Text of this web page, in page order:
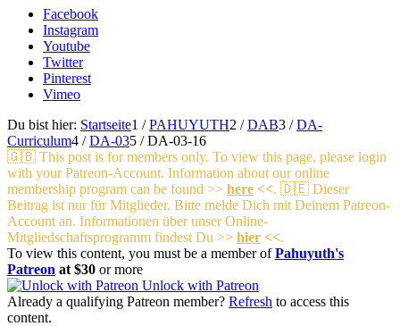
Facebook
Instagram
Youtube
Twitter
Pinterest
Vimeo
Du bist hier: Startseite1 / PAHUYUTH2 / DAB3 / DA-
Curriculum4 / DA-035 / DA-03-16
🇬🇧 This post is for members only. To view this page, please login
with your Patreon-Account. Information about our online
membership program can be found >> here <<. 🇩🇪 Dieser
Beitrag ist nur für Mitglieder. Bitte melde Dich mit Deinem Patreon-
Account an. Informationen über unser Online-
Mitgliedschaftsprogramm findest Du >> hier <<.
To view this content, you must be a member ofPahuyuth's
Patreon at $30 or more
Unlock with Patreon
Already a qualifying Patreon member? Refresh to access this
content.